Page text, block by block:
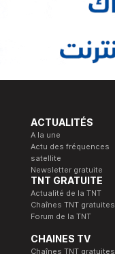
ACTUALITÉS
A la une
Actu des fréquences
satellite
Newsletter gratuite
TNT GRATUITE
Actualité de la TNT
Chaînes TNT gratuites
Forum de la TNT
CHAINES TV
Chaînes TNT gratuites